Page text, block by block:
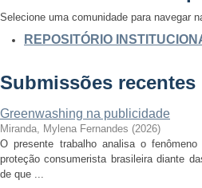
Selecione uma comunidade para navegar
REPOSITÓRIO
Submissões recentes
Greenwashing na publicidade
Miranda, Mylena Fernandes (2026)
O presente trabalho analisa o
proteção consumerista brasileira diante
de que ...